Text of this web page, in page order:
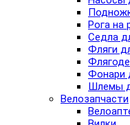
Рога на
Седла
Фляги
Фонари
Шлемы
Велозапчасти